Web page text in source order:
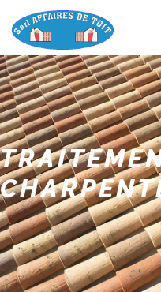
Panneau de gestion des